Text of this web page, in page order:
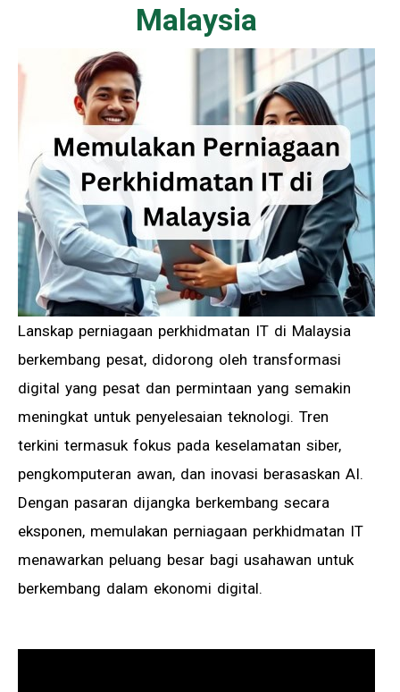
Malaysia
Lanskap perniagaan perkhidmatan IT di Malaysia
berkembang pesat, didorong oleh transformasi
digital yang pesat dan permintaan yang semakin
meningkat untuk penyelesaian teknologi. Tren
terkini termasuk fokus pada keselamatan siber,
pengkomputeran awan, dan inovasi berasaskan AI.
Dengan pasaran dijangka berkembang secara
eksponen, memulakan perniagaan perkhidmatan IT
menawarkan peluang besar bagi usahawan untuk
berkembang dalam ekonomi digital.